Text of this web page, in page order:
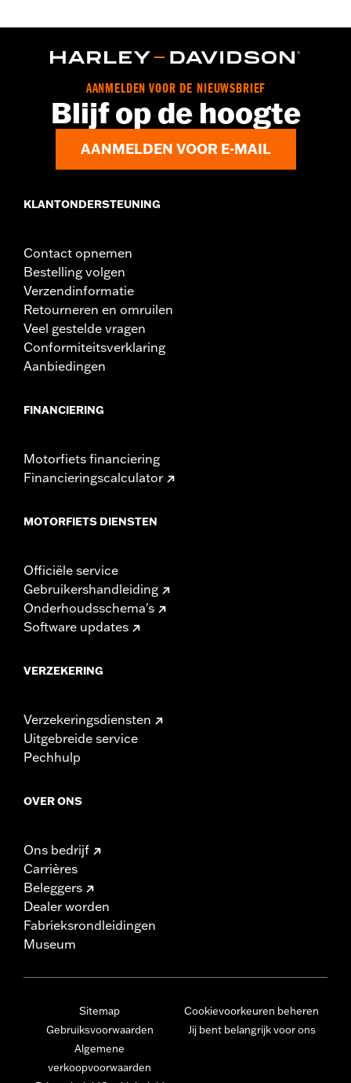
AANMELDEN VOOR DE NIEUWSBRIEF
Blijf op de hoogte
AANMELDEN VOOR E-MAIL
KLANTONDERSTEUNING
Contact opnemen
Bestelling volgen
Verzendinformatie
Retourneren en omruilen
Veel gestelde vragen
Conformiteitsverklaring
Aanbiedingen
FINANCIERING
Motorfiets financiering
Financieringscalculator
MOTORFIETS DIENSTEN
Officiële service
Gebruikershandleiding
Onderhoudsschema's
Software updates
VERZEKERING
Verzekeringsdiensten
Uitgebreide service
Pechhulp
OVER ONS
Ons bedrijf
Carrières
Beleggers
Dealer worden
Fabrieksrondleidingen
Museum
Sitemap
Gebruiksvoorwaarden
Algemene
verkoopvoorwaarden
Cookievoorkeuren beheren
Jij bent belangrijk voor ons